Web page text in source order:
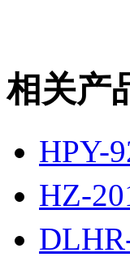
相关产
HPY-
HZ-